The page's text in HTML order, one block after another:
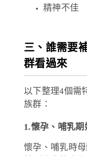
精神不佳
三、誰需要
群看過來
以下整理4個需
族群：
1.懷孕、哺乳期
懷孕、哺乳時